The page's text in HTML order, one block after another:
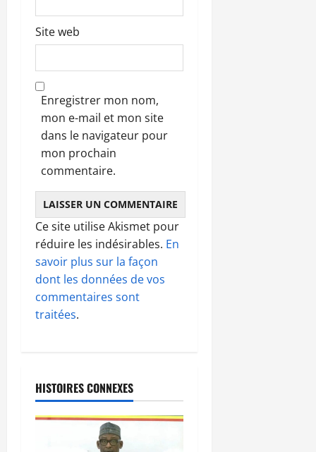
Site web
Enregistrer mon nom,
mon e-mail et mon site
dans le navigateur pour
mon prochain
commentaire.
Ce site utilise Akismet pour
réduire les indésirables. En
savoir plus sur la façon
dont les données de vos
commentaires sont
traitées.
HISTOIRES CONNEXES